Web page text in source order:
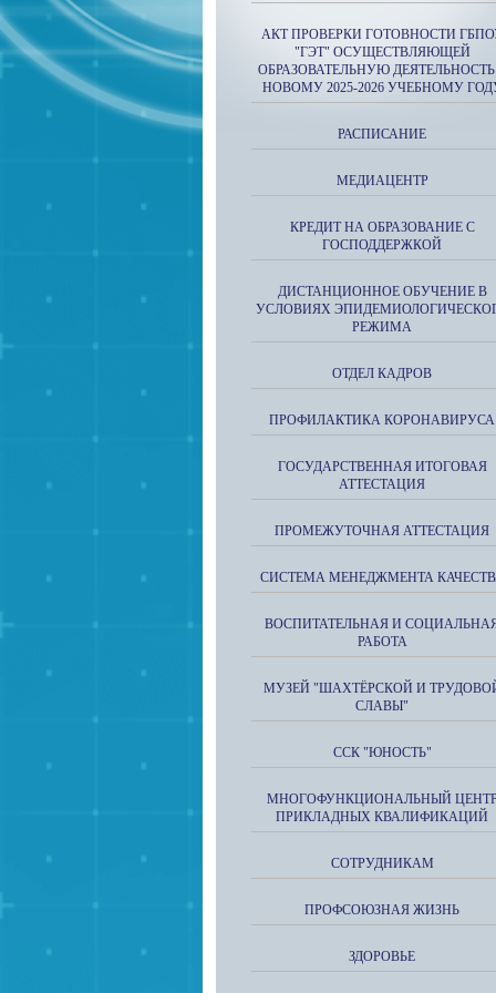
АКТ ПРОВЕРКИ ГОТОВНОСТИ
"ГЭТ" ОСУЩЕСТВЛЯЮЩЕЙ
ОБРАЗОВАТЕЛЬНУЮ ДЕЯТЕЛЬНОСТЬ
НОВОМУ 2025-2026 УЧЕБНОМУ
РАСПИСАНИЕ
МЕДИАЦЕНТР
КРЕДИТ НА ОБРАЗОВАНИЕ С
ГОСПОДДЕРЖКОЙ
ДИСТАНЦИОННОЕ ОБУЧЕНИЕ В
УСЛОВИЯХ
РЕЖИМА
ОТДЕЛ КАДРОВ
ПРОФИЛАКТИКА КОРОНАВИРУСА
ГОСУДАРСТВЕННАЯ ИТОГОВАЯ
АТТЕСТАЦИЯ
ПРОМЕЖУТОЧНАЯ АТТЕСТАЦИЯ
СИСТЕМА МЕНЕДЖМЕНТА
ВОСПИТАТЕЛЬНАЯ И
РАБОТА
МУЗЕЙ "ШАХТЁРСКОЙ И
СЛАВЫ"
ССК "ЮНОСТЬ"
МНОГОФУНКЦИОНАЛЬНЫЙ
ПРИКЛАДНЫХ КВАЛИФИКАЦИЙ
СОТРУДНИКАМ
ПРОФСОЮЗНАЯ ЖИЗНЬ
ЗДОРОВЬЕ